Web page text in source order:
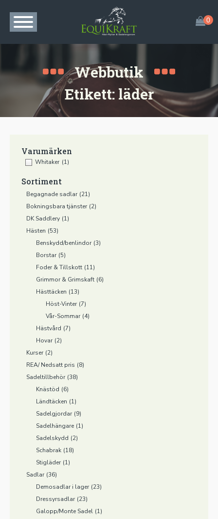
Webbutik
Etikett: läder
Varumärken
Whitaker (1)
Sortiment
Begagnade sadlar (21)
Bokningsbara tjänster (2)
DK Saddlery (1)
Hästen (53)
Benskydd/benlindor (3)
Borstar (5)
Foder & Tillskott (11)
Grimmor & Grimskaft (6)
Hästtäcken (13)
Höst-Vinter (7)
Vår-Sommar (4)
Hästvård (7)
Hovar (2)
Kurser (2)
REA/ Nedsatt pris (8)
Sadeltillbehör (38)
Knästöd (6)
Ländtäcken (1)
Sadelgjordar (9)
Sadelhängare (1)
Sadelskydd (2)
Schabrak (18)
Stigläder (1)
Sadlar (36)
Demosadlar i lager (23)
Dressyrsadlar (23)
Galopp/Monte Sadel (1)